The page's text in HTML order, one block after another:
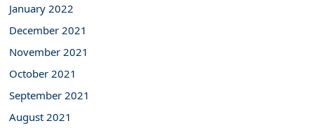
January 2022
December 2021
November 2021
October 2021
September 2021
August 2021